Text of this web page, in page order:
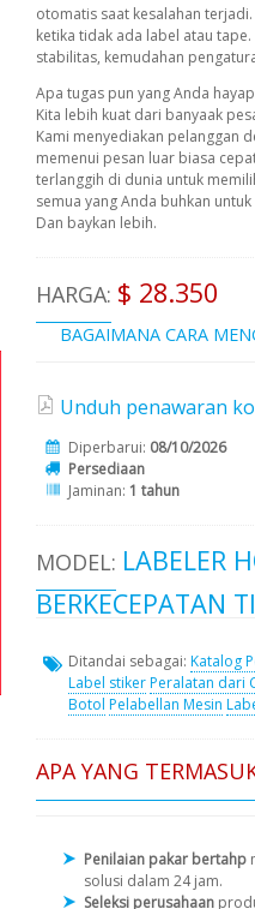
otomatis saat kesalahan
ketika tidak ada label atau
stabilitas, kemudahan
Apa tugas pun yang Anda
Kita lebih kuat dari banyaak
Kami menyediakan pelanggan
memenui pesan luar biasa
terlanggih di dunia untuk
semua yang Anda buhkan
Dan baykan lebih.
HARGA: $ 28.350
BAGAIMANA CARA
Unduh penawaran
Diperbarui: 08/10/2026
Persediaan
Jaminan: 1 tahun
MODEL: LABELER
BERKECEPATAN
Ditandai sebagai: Katalog
Label stikerPeralatan dari
Botol Pelabellan Mesin
APA YANG
Penilaian pakar bertahp
solusi dalam 24 jam.
Seleksi perusahaan